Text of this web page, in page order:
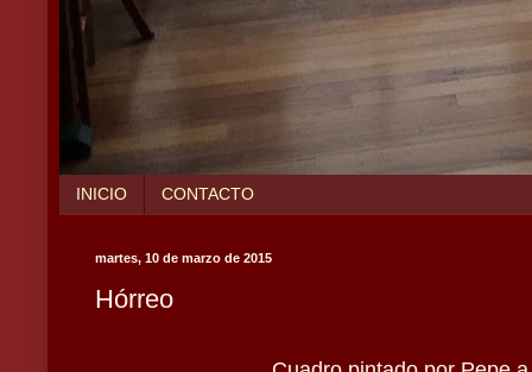
INICIO CONTACTO
martes, 10 de marzo de 2015
Hórreo